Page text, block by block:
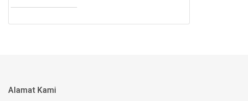
Alamat Kami